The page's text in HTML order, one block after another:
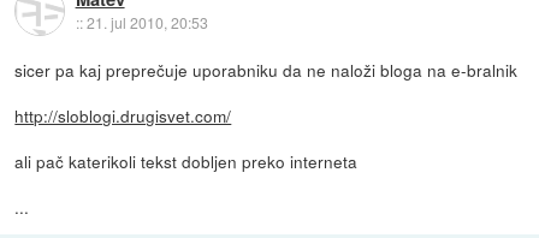
::21. jul 2010, 20:53
sicer pa kaj preprečuje uporabniku da ne naloži bloga na e-bralnik
http://sloblogi.drugisvet.com/
ali pač katerikoli tekst dobljen preko interneta
...